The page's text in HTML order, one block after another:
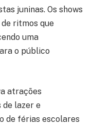
juninas. Os shows
ritmos que
uma
o público
atrações
de lazer e
de férias escolares